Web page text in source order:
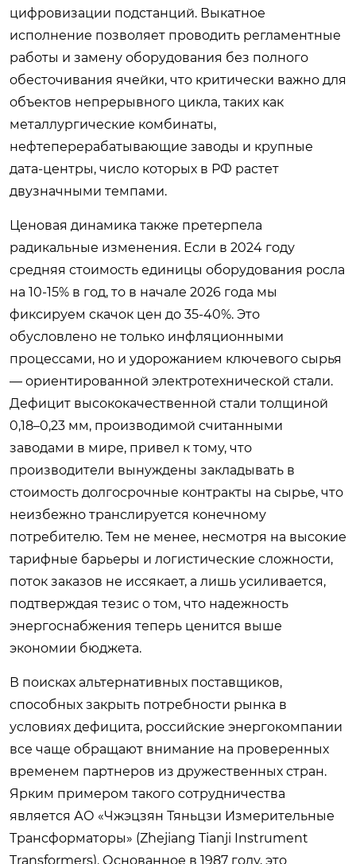
цифровизации подстанций. Выкатное
исполнение позволяет проводить регламентные
работы и замену оборудования без полного
обесточивания ячейки, что критически важно для
объектов непрерывного цикла, таких как
металлургические комбинаты,
нефтеперерабатывающие заводы и крупные
дата-центры, число которых в РФ растет
двузначными темпами.
Ценовая динамика также претерпела
радикальные изменения. Если в 2024 году
средняя стоимость единицы оборудования росла
на 10-15% в год, то в начале 2026 года мы
фиксируем скачок цен до 35-40%. Это
обусловлено не только инфляционными
процессами, но и удорожанием ключевого сырья
— ориентированной электротехнической стали.
Дефицит высококачественной стали толщиной
0,18–0,23 мм, производимой считанными
заводами в мире, привел к тому, что
производители вынуждены закладывать в
стоимость долгосрочные контракты на сырье, что
неизбежно транслируется конечному
потребителю. Тем не менее, несмотря на высокие
тарифные барьеры и логистические сложности,
поток заказов не иссякает, а лишь усиливается,
подтверждая тезис о том, что надежность
энергоснабжения теперь ценится выше
экономии бюджета.
В поисках альтернативных поставщиков,
способных закрыть потребности рынка в
условиях дефицита, российские энергокомпании
все чаще обращают внимание на проверенных
временем партнеров из дружественных стран.
Ярким примером такого сотрудничества
является АО «Чжэцзян Тяньцзи Измерительные
Трансформаторы» (Zhejiang Tianji Instrument
Transformers). Основанное в 1987 году, это